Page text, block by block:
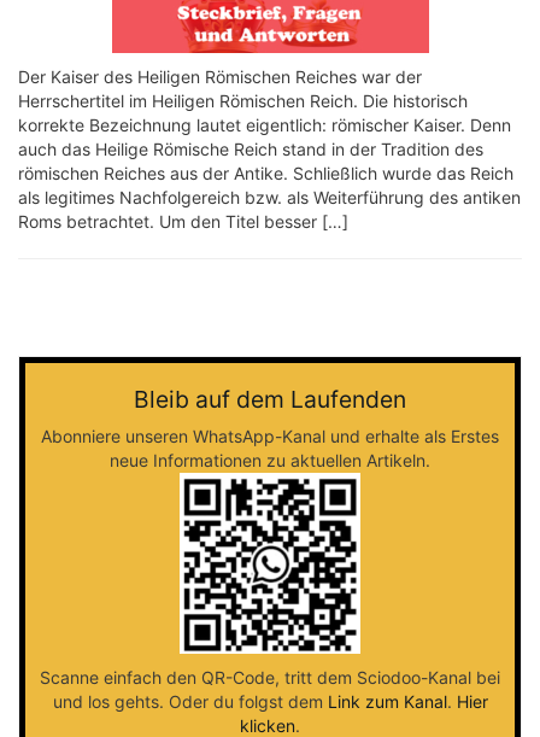
Der Kaiser des Heiligen Römischen Reiches war der
Herrschertitel im Heiligen Römischen Reich. Die historisch
korrekte Bezeichnung lautet eigentlich: römischer Kaiser. Denn
auch das Heilige Römische Reich stand in der Tradition des
römischen Reiches aus der Antike. Schließlich wurde das Reich
als legitimes Nachfolgereich bzw. als Weiterführung des antiken
Roms betrachtet. Um den Titel besser […]
Bleib auf dem Laufenden
Abonniere unseren WhatsApp-Kanal und erhalte als Erstes
neue Informationen zu aktuellen Artikeln.
Scanne einfach den QR-Code, tritt dem Sciodoo-Kanal bei
und los gehts. Oder du folgst dem Link zum Kanal. Hier
klicken.